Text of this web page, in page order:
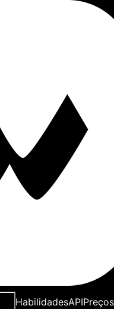
HabilidadesAPIPreços